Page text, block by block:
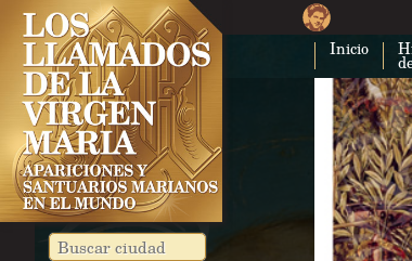
Inicio
CUBA
COSTA RICA
CARTAGO
EGIPTO
ZEITÚN
ALEMANIA
KEVELAER
HEROLDSBACH
HEEDE
MARIENFRIED
INDIA
VAILANKANNI
KALLIKULAM